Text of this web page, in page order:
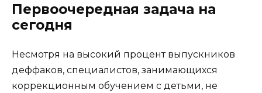
Первоочередная задача на
сегодня
Несмотря на высокий процент выпускников
деффаков, специалистов, занимающихся
коррекционным обучением с детьми, не